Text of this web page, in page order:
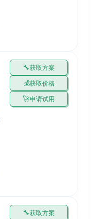
获取方案
获取价格
申请试用
获取方案